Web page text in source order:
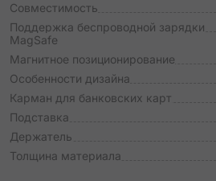
Совместимость
Поддержка беспроводной зарядки
MagSafe
Магнитное позиционирование
Особенности дизайна
Карман для банковских карт
Подставка
Держатель
Толщина материала